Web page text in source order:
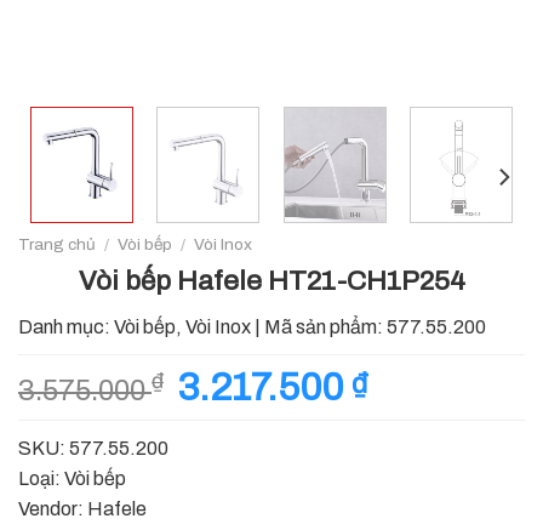
Trang chủ / Vòi bếp / Vòi Inox
Vòi bếp Hafele HT21-CH1P254
Danh mục: Vòi bếp, Vòi Inox Mã sản phẩm: 577.55.200
3.575.000₫
Giá
3.217.500 ₫Giá
SKU: 577.55.200
Loại: Vòi bếp
Vendor: Hafele